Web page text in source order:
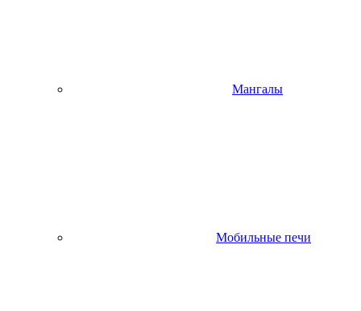
Мангалы
Мобильные печи